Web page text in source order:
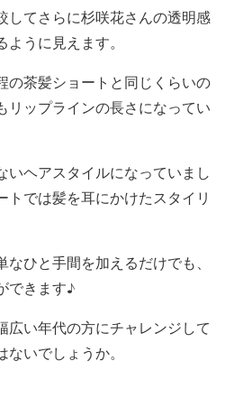
してさらに杉咲花さんの透明感
うに見えます。
の茶髪ショートと同じくらいの
リップラインの長さになってい
いヘアスタイルになっていまし
トでは髪を耳にかけたスタイリ
なひと手間を加えるだけでも、
できます♪
広い年代の方にチャレンジして
ないでしょうか。